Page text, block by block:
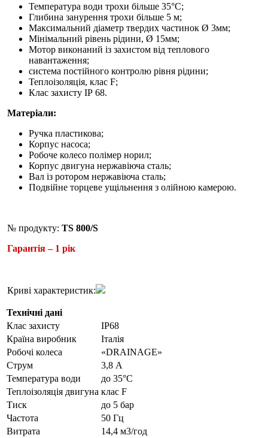
Температура води трохи більше 35°С;
Глибина занурення трохи більше 5 м;
Максимальний діаметр твердих частинок Ø 3мм;
Мінімальний рівень рідини, Ø 15мм;
Мотор виконаний із захистом від теплового
навантаження;
система постійного контролю рівня рідини;
Теплоізоляція, клас F;
Клас захисту ІР 68.
Матеріали:
Ручка пластикова;
Корпус насоса;
Робоче колесо полімер норил;
Корпус двигуна нержавіюча сталь;
Вал із ротором нержавіюча сталь;
Подвійне торцеве ущільнення з олійною камерою.
№ продукту: TS 800/S
Гарантія – 1 рік
Криві характеристик:
Технічні дані
Клас захисту
IP68
Країна виробник
Італія
Робочі колеса
«DRAINAGE»
Струм
3,8 А
Температура води
до 35°C
Теплоізоляція двигуна клас F
Тиск
до 5 бар
Частота
50 Гц
Витрата
14,4 м3/год